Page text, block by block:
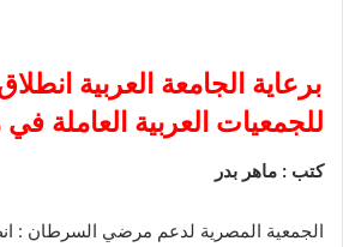
برعاية الجامعة العربية
للجمعيات العربية العاملة
كتب : ماهر بدر
الجمعية المصرية لدعم مرضي السرطان :